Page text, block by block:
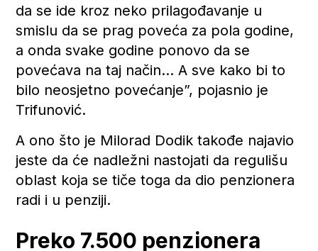
da se ide kroz neko prilagođavanje u
smislu da se prag poveća za pola godine,
a onda svake godine ponovo da se
povećava na taj način… A sve kako bi to
bilo neosjetno povećanje”, pojasnio je
Trifunović.
A ono što je Milorad Dodik takođe najavio
jeste da će nadležni nastojati da regulišu
oblast koja se tiče toga da dio penzionera
radi i u penziji.
Preko 7.500 penzionera